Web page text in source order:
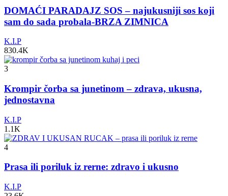
DOMAĆI PARADAJZ SOS – najukusniji sos koji
sam do sada probala-BRZA ZIMNICA
K.I.P
830.4K
3
Krompir čorba sa junetinom – zdrava, ukusna,
jednostavna
K.I.P
1.1K
4
Prasa ili poriluk iz rerne: zdravo i ukusno
K.I.P